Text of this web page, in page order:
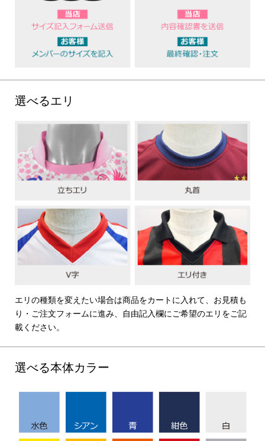
選べるエリ
エリの種類を変えたい場合は商品をカートに入れて、お見積も
り・ご注文フォームに進み、自由記入欄にご希望のエリをご記
載ください。
選べる本体カラー